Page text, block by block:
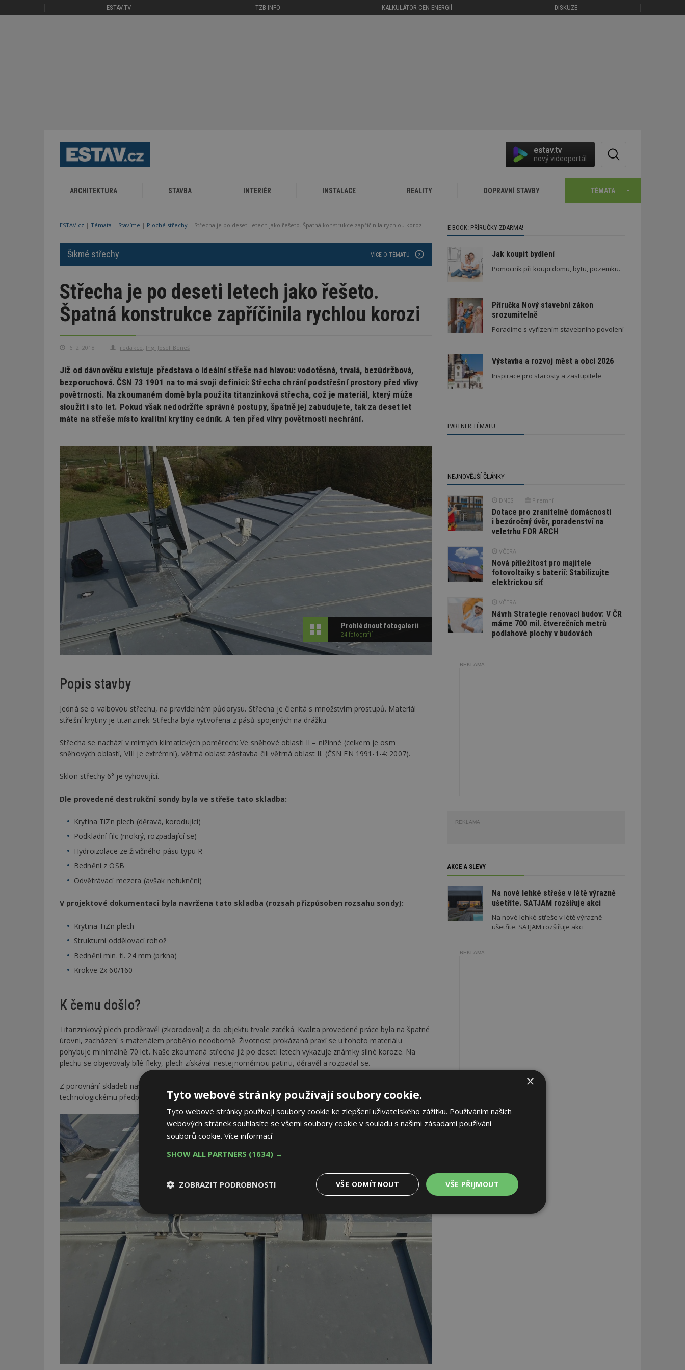
ESTAV.TV TZB-INFO KALKULÁTOR CEN ENERGIÍ DISKUZE
estav.tv
nový videoportál
ARCHITEKTURA STAVBA INTERIÉR INSTALACE REALITY DOPRAVNÍ STAVBY TÉMATA
ESTAV.cz Témata Stavíme Ploché střechy Střecha je po deseti letech jako řešeto. Špatná konstrukce zapříčinila rychlou korozi
Šikmé střechy VÍCE O TÉMATU
Střecha je po deseti letech jako řešeto.
Špatná konstrukce zapříčinila rychlou korozi
6. 2. 2018 redakce, Ing. Josef Beneš
Již od dávnověku existuje představa o ideální střeše nad hlavou: vodotěsná, trvalá, bezúdržbová,
bezporuchová. ČSN 73 1901 na to má svoji definici: Střecha chrání podstřešní prostory před vlivy
povětrnosti. Na zkoumaném domě byla použita titanzinková střecha, což je materiál, který může
sloužit i sto let. Pokud však nedodržíte správné postupy, špatně jej zabudujete, tak za deset let
máte na střeše místo kvalitní krytiny cedník. A ten před vlivy povětrnosti nechrání.
Prohlédnout fotogalerii
24 fotografií
Popis stavby
Jedná se o valbovou střechu, na pravidelném půdorysu. Střecha je členitá s množstvím prostupů. Materiál
střešní krytiny je titanzinek. Střecha byla vytvořena z pásů spojených na drážku.
Střecha se nachází v mírných klimatických poměrech: Ve sněhové oblasti II – nížinné (celkem je osm
sněhových oblastí, VIII je extrémní), větrná oblast zástavba čili větrná oblast II. (ČSN EN 1991-1-4: 2007).
Sklon střechy 6° je vyhovující.
Dle provedené destrukční sondy byla ve střeše tato skladba:
Krytina TiZn plech (děravá, korodující)
Podkladní filc (mokrý, rozpadající se)
Hydroizolace ze živičného pásu typu R
Bednění z OSB
Odvětrávací mezera (avšak nefuknční)
V projektové dokumentaci byla navržena tato skladba (rozsah přizpůsoben rozsahu sondy):
Krytina TiZn plech
Strukturní oddělovací rohož
Bednění min. tl. 24 mm (prkna)
Krokve 2x 60/160
K čemu došlo?
Titanzinkový plech proděravěl (zkorodoval) a do objektu trvale zatéká. Kvalita provedené práce byla na špatné
úrovni, zacházení s materiálem proběhlo neodborně. Životnost prokázaná praxí se u tohoto materiálu
pohybuje minimálně 70 let. Naše zkoumaná střecha již po deseti letech vykazuje známky silné koroze. Na
plechu se objevovaly bílé fleky, plech získával nestejnoměrnou patinu, děravěl a rozpadal se.
Z porovnání skladeb navržené a provedené vyplývá, že navržená skladba je správná, zhotovitel ji upravil proti
technologickému předpisu výrobce i proti projektu a materiál tak znehodnotil.
E-BOOK: PŘÍRUČKY ZDARMA!
Jak koupit bydlení
Pomocník při koupi domu, bytu, pozemku.
Příručka Nový stavební zákon
srozumitelně
Poradíme s vyřízením stavebního povolení
Výstavba a rozvoj měst a obcí 2026
Inspirace pro starosty a zastupitele
PARTNER TÉMATU
NEJNOVĚJŠÍ ČLÁNKY
DNES Firemní
Dotace pro zranitelné domácnosti
i bezúročný úvěr, poradenství na
veletrhu FOR ARCH
VČERA
Nová příležitost pro majitele
fotovoltaiky s baterií: Stabilizujte
elektrickou síť
VČERA
Návrh Strategie renovací budov: V ČR
máme 700 mil. čtverečních metrů
podlahové plochy v budovách
REKLAMA
REKLAMA
AKCE A SLEVY
Na nové lehké střeše v létě výrazně
ušetříte. SATJAM rozšiřuje akci
Na nové lehké střeše v létě výrazně
ušetříte. SATJAM rozšiřuje akci
REKLAMA
×
Tyto webové stránky používají soubory cookie.
Tyto webové stránky používají soubory cookie ke zlepšení uživatelského zážitku. Používáním našich
webových stránek souhlasíte se všemi soubory cookie v souladu s našimi zásadami používání
souborů cookie. Více informací
SHOW ALL PARTNERS (1634) →
VŠE PŘIJMOUT
VŠE ODMÍTNOUT
ZOBRAZIT PODROBNOSTI
Nezbytně
nutné soubory
Výkonové
soubory
Soubory cílení
Funkční
soubory
Nezařazené
Funkční soubory
Nezbytně nutné soubory cookie umožňují základní funkce webových stránek, jako je přihlášení uživatele a správa účtu.
Tento soubor cookie je nastaven tak, aby informoval